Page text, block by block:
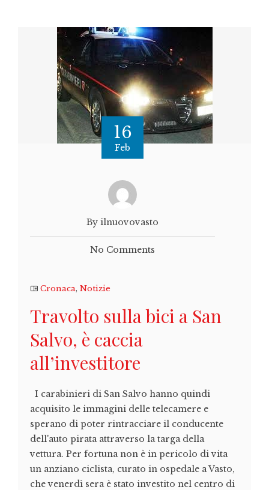
16
Feb
By ilnuovovasto
No Comments
Cronaca, Notizie
Travolto sulla bici a San
Salvo, è caccia
all’investitore
I carabinieri di San Salvo hanno quindi
acquisito le immagini delle telecamere e
sperano di poter rintracciare il conducente
dell'auto pirata attraverso la targa della
vettura. Per fortuna non è in pericolo di vita
un anziano ciclista, curato in ospedale a Vasto,
che venerdì sera è stato investito nel centro di